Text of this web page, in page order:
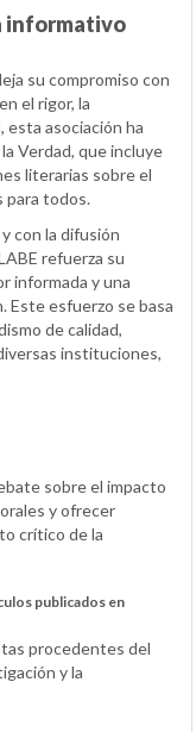
informativo
su compromiso con
el rigor, la
esta asociación ha
Verdad, que incluye
literarias sobre el
para todos.
con la difusión
refuerza su
informada y una
Este esfuerzo se basa
de calidad,
instituciones,
sobre el impacto
y ofrecer
crítico de la
publicados en
procedentes del
y la